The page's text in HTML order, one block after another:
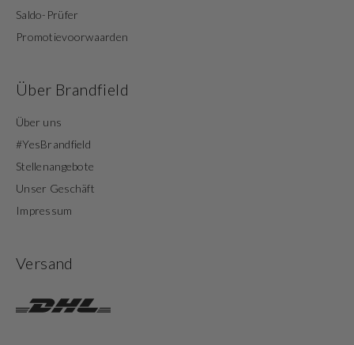
Saldo-Prüfer
Promotievoorwaarden
Über Brandfield
Über uns
#YesBrandfield
Stellenangebote
Unser Geschäft
Impressum
Versand